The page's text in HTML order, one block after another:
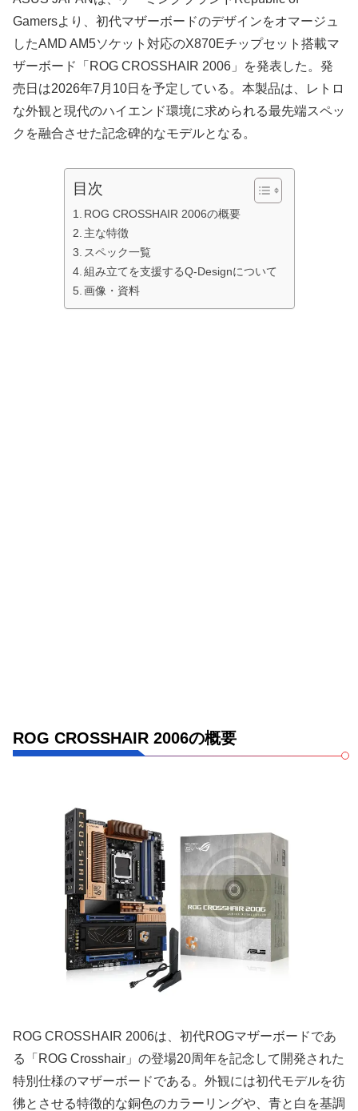
Gamersより、初代マザーボードのデザインをオマージュ
したAMD AM5ソケット対応のX870Eチップセット搭載マ
ザーボード「ROG CROSSHAIR 2006」を発表した。発
売日は2026年7月10日を予定している。本製品は、レトロ
な外観と現代のハイエンド環境に求められる最先端スペッ
クを融合させた記念碑的なモデルとなる。
目次
ROG CROSSHAIR 2006の概要
主な特徴
スペック一覧
組み立てを支援するQ-Designについて
画像・資料
ROG CROSSHAIR 2006の概要
ROG CROSSHAIR 2006は、初代ROGマザーボードであ
る「ROG Crosshair」の登場20周年を記念して開発された
特別仕様のマザーボードである。外観には初代モデルを彷
彿とさせる特徴的な銅色のカラーリングや、青と白を基調